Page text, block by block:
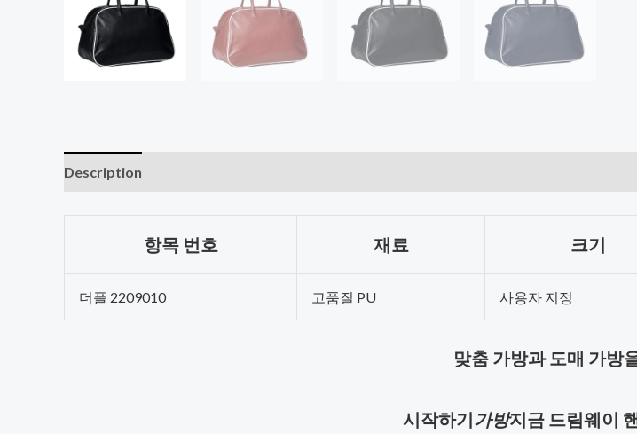
Description
항목 번호 재료 크기
더플 2209010 고품질 PU 사용자 지정
맞춤 가방과 도매 가방
시작하기가방지금 드림웨이